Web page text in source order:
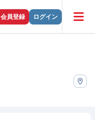
会員登録 ログイン